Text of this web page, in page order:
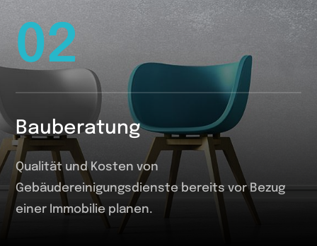
02
Bauberatung
Qualität und Kosten von
Gebäudereinigungsdienste bereits vor Bezug
einer Immobilie planen.